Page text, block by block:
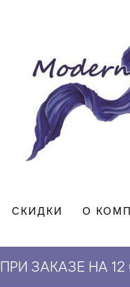
СКИДКИ О
ПРИ ЗАКАЗЕ НА
СКИДКА